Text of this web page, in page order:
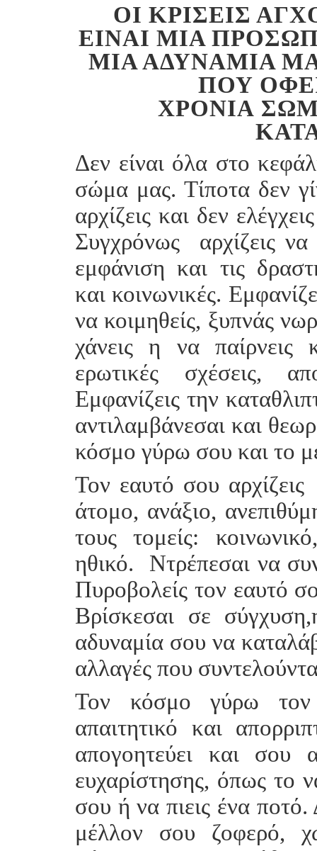
OΙ ΚΡΊΣΕΙΣ
ΕΊΝΑΙ ΜΙΑ
ΙΑ ΑΔΥΝΑΜΊΑ
ΟΥ
ΡΌΝΙΑ
Δεν είναι όλα στο
σώμα μας. Τίποτα δεν
αρχίζεις και δεν
Συγχρόνως αρχίζεις
εμφάνιση και τις
και κοινωνικές.
να κοιμηθείς, ξυπνάς
χάνεις η να παίρνεις
ερωτικές σχέσεις,
Εμφανίζεις την
αντιλαμβάνεσαι και
κόσμο γύρω σου και το
Τον εαυτό σου
άτομο, ανάξιο,
τους τομείς:
ηθικό. Ντρέπεσαι να
Πυροβολείς τον εαυτό
Βρίσκεσαι σε
αδυναμία σου να
αλλαγές που
Τον κόσμο γύρω τον
απαιτητικό και
απογοητεύει και σου
ευχαρίστησης, όπως το
σου ή να πιεις ένα
μέλλον σου ζοφερό,